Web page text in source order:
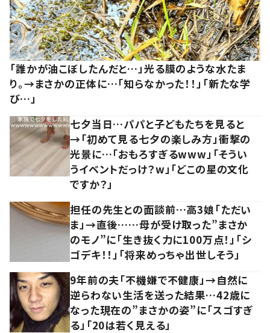
「誰かが油こぼしたんだと…」光る膜のような水たま
り。→まさかの正体に…「知らなかった！！」「新たな学
び…」
七夕当日…パパと子どもたちを見ると
→「初めて見る七夕の楽しみ方」衝撃の
光景に…「おもろすぎるwww」「そうい
うイベントだっけ？w」「どこの星の文化
ですか？」
担任の先生との面談前…高3娘「ただい
ま」→直後……母が受け取った”まさか
のモノ”に「生き抜く力に100万点！」「シ
ゴデキ！！」「将来めっちゃ出世しそう」
9年前の夫「不機嫌で不健康」→自然に
逆らわない生活を送った結果…42歳に
なった現在の”まさかの姿”に「スゴすぎ
る」「20は若く見える」